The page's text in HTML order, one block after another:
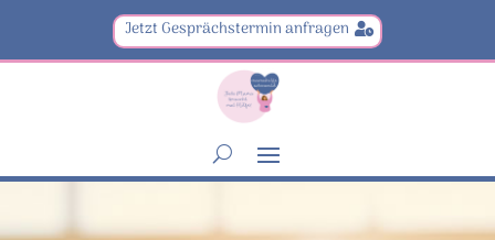
Jetzt Gesprächstermin anfragen